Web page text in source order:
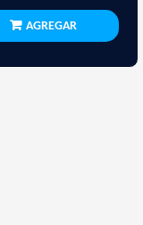
AGREGAR